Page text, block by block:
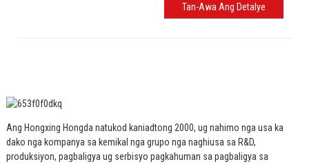
Tan-Awa Ang Detalye
Ang Hongxing Hongda natukod kaniadtong 2000, ug nahimo nga usa ka
dako nga kompanya sa kemikal nga grupo nga naghiusa sa R&D,
produksiyon, pagbaligya ug serbisyo pagkahuman sa pagbaligya sa